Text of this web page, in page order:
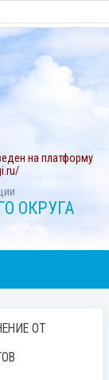
на платформу
ОКРУГА
ОТ